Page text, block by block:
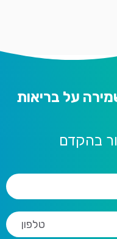
על בריאות
בהקדם